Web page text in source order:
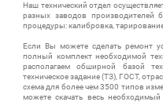
Наш технический отдел
разных заводов производителей
процедуры: калибровка,
Если Вы можете сделать ремонт
полный комплект необходимой
располагаем обширной базой
техническое задание (ТЗ), ГОСТ,
схема для более чем 3500 типов
можете скачать весь